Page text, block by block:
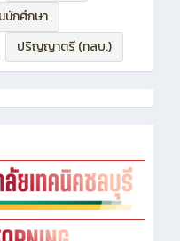
ฝ่ายวิชาการ
นักศึกษา
ปริญญาตรี (ทลบ.)